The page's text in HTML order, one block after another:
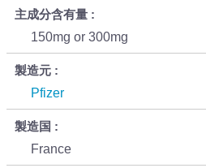
主成分含有量
150mg or 300mg
製造元
Pfizer
製造国
France